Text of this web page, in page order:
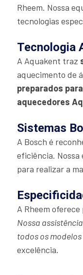
Rheem. Nossa
tecnologias
Tecnologia
A Aquakent traz
aquecimento de
preparados
aquecedores
Sistemas
A Bosch é
eficiência.
para realizar a
A Rheem
Nossa
todos os modelos
excelência.